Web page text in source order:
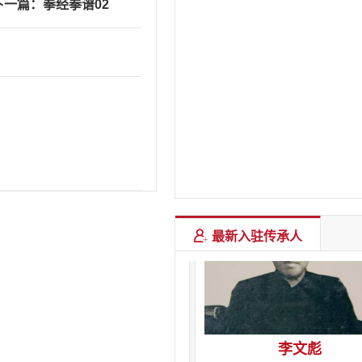
一篇：拳经拳谱02
最新入驻传承人
李文彪
心意拳第8代传承人